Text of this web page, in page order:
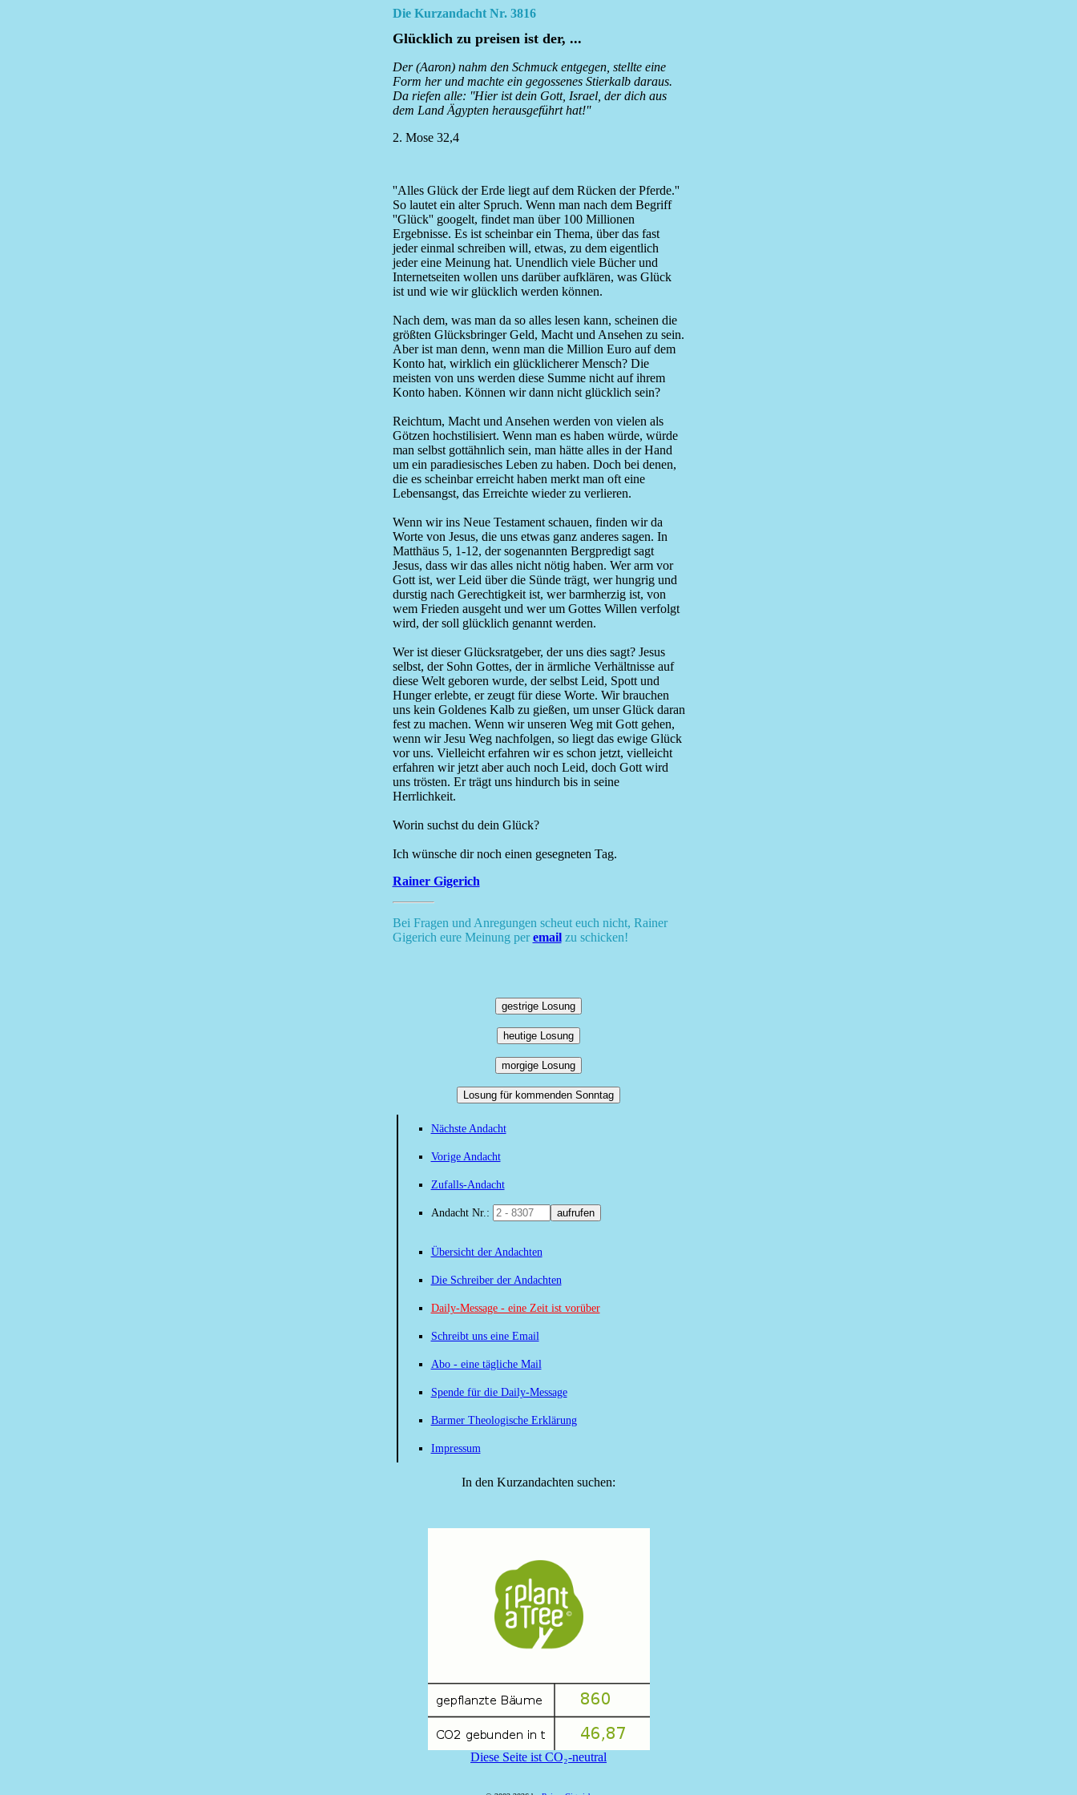
Die Kurzandacht Nr. 3816
Glücklich zu preisen ist der, ...
Der (Aaron) nahm den Schmuck entgegen, stellte eine
Form her und machte ein gegossenes Stierkalb daraus.
Da riefen alle: ''Hier ist dein Gott, Israel, der dich aus
dem Land Ägypten herausgeführt hat!''
2. Mose 32,4
''Alles Glück der Erde liegt auf dem Rücken der Pferde.''
So lautet ein alter Spruch. Wenn man nach dem Begriff
''Glück'' googelt, findet man über 100 Millionen
Ergebnisse. Es ist scheinbar ein Thema, über das fast
jeder einmal schreiben will, etwas, zu dem eigentlich
jeder eine Meinung hat. Unendlich viele Bücher und
Internetseiten wollen uns darüber aufklären, was Glück
ist und wie wir glücklich werden können.
Nach dem, was man da so alles lesen kann, scheinen die
größten Glücksbringer Geld, Macht und Ansehen zu sein.
Aber ist man denn, wenn man die Million Euro auf dem
Konto hat, wirklich ein glücklicherer Mensch? Die
meisten von uns werden diese Summe nicht auf ihrem
Konto haben. Können wir dann nicht glücklich sein?
Reichtum, Macht und Ansehen werden von vielen als
Götzen hochstilisiert. Wenn man es haben würde, würde
man selbst gottähnlich sein, man hätte alles in der Hand
um ein paradiesisches Leben zu haben. Doch bei denen,
die es scheinbar erreicht haben merkt man oft eine
Lebensangst, das Erreichte wieder zu verlieren.
Wenn wir ins Neue Testament schauen, finden wir da
Worte von Jesus, die uns etwas ganz anderes sagen. In
Matthäus 5, 1-12, der sogenannten Bergpredigt sagt
Jesus, dass wir das alles nicht nötig haben. Wer arm vor
Gott ist, wer Leid über die Sünde trägt, wer hungrig und
durstig nach Gerechtigkeit ist, wer barmherzig ist, von
wem Frieden ausgeht und wer um Gottes Willen verfolgt
wird, der soll glücklich genannt werden.
Wer ist dieser Glücksratgeber, der uns dies sagt? Jesus
selbst, der Sohn Gottes, der in ärmliche Verhältnisse auf
diese Welt geboren wurde, der selbst Leid, Spott und
Hunger erlebte, er zeugt für diese Worte. Wir brauchen
uns kein Goldenes Kalb zu gießen, um unser Glück daran
fest zu machen. Wenn wir unseren Weg mit Gott gehen,
wenn wir Jesu Weg nachfolgen, so liegt das ewige Glück
vor uns. Vielleicht erfahren wir es schon jetzt, vielleicht
erfahren wir jetzt aber auch noch Leid, doch Gott wird
uns trösten. Er trägt uns hindurch bis in seine
Herrlichkeit.
Worin suchst du dein Glück?
Ich wünsche dir noch einen gesegneten Tag.
Rainer Gigerich
Bei Fragen und Anregungen scheut euch nicht, Rainer
Gigerich eure Meinung peremailzu schicken!
gestrige Losung
heutige Losung
morgige Losung
Losung für kommenden Sonntag
Nächste Andacht
Vorige Andacht
Zufalls-Andacht
Andacht Nr.: aufrufen
Übersicht der Andachten
Die Schreiber der Andachten
Daily-Message - eine Zeit ist vorüber
Schreibt uns eine Email
Abo - eine tägliche Mail
Spende für die Daily-Message
Barmer Theologische Erklärung
Impressum
In den Kurzandachten suchen:
Diese Seite ist CO₂-neutral